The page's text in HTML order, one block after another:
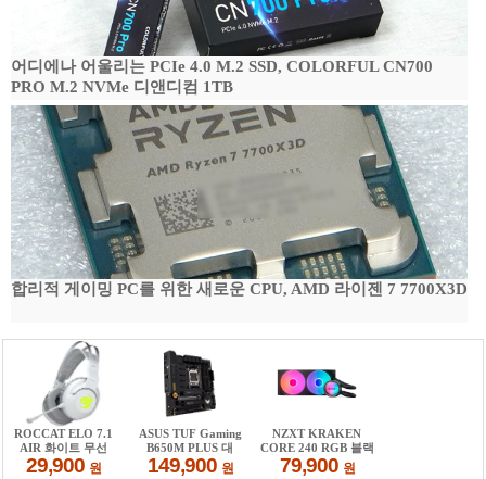
어디에나 어울리는 PCIe 4.0 M.2 SSD, COLORFUL CN700
PRO M.2 NVMe 디앤디컴 1TB
합리적 게이밍 PC를 위한 새로운 CPU, AMD 라이젠 7 7700X3D